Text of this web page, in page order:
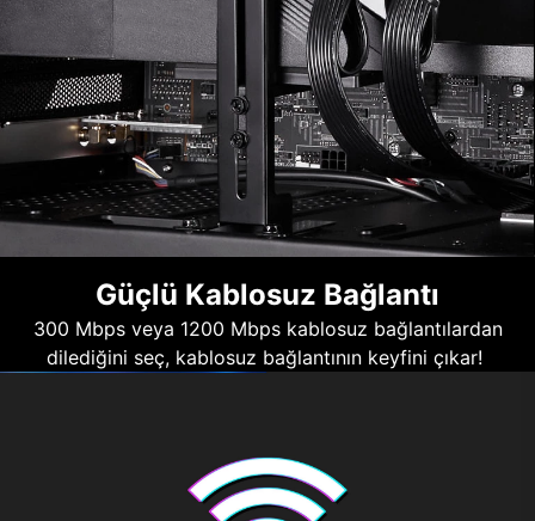
Güçlü Kablosuz Bağlantı
300 Mbps veya 1200 Mbps kablosuz bağlantılardan
dilediğini seç, kablosuz bağlantının keyfini çıkar!